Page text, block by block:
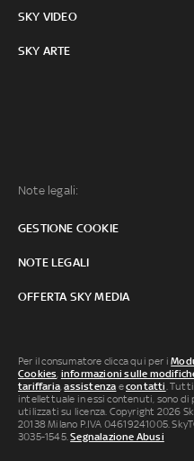
SKY VIDEO
SKY ARTE
Note legali:
GESTIONE COOKIE
NOTE LEGALI
OFFERTA SKY MEDIA
Per il consumatore clicca qui per i
Cookies, informazioni sulle
tariffaria,assistenza econtatti.
intellettuale in essi contenuti, sono di
utilizzati su licenza. Copyright 2026
20138 Milano P.IVA 04619241005.
3035-1545.Segnalazione Abusi